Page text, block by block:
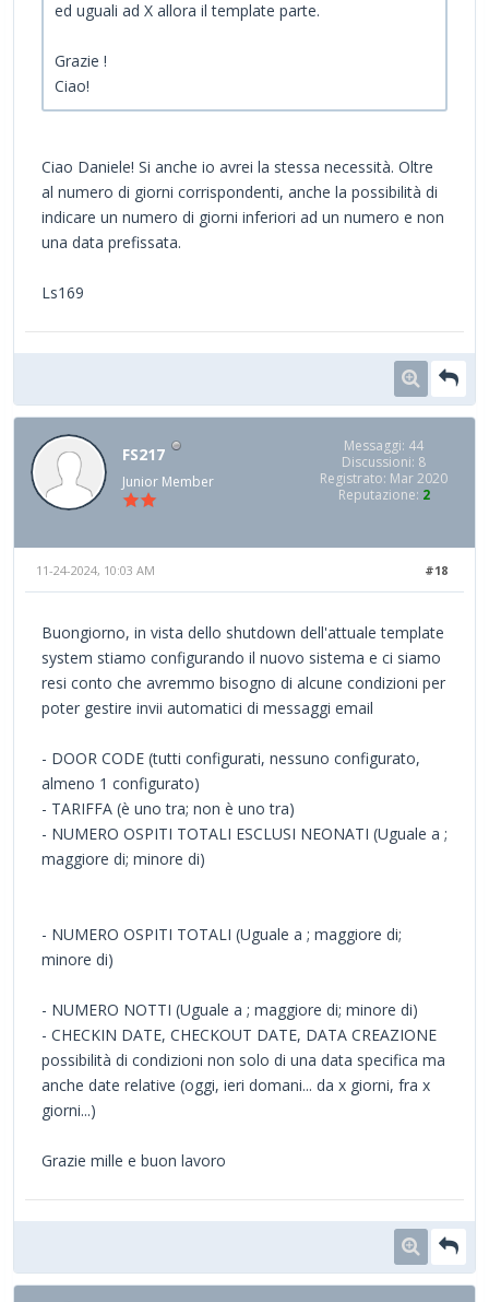
ed uguali ad X allora il template parte.
Grazie !
Ciao!
Ciao Daniele! Si anche io avrei la stessa necessità. Oltre
al numero di giorni corrispondenti, anche la possibilità di
indicare un numero di giorni inferiori ad un numero e non
una data prefissata.
Ls169
FS217
Junior Member
Messaggi: 44
Discussioni: 8
Registrato: Mar 2020
Reputazione: 2
#18
11-24-2024, 10:03 AM
Buongiorno, in vista dello shutdown dell'attuale template
system stiamo configurando il nuovo sistema e ci siamo
resi conto che avremmo bisogno di alcune condizioni per
poter gestire invii automatici di messaggi email
- DOOR CODE (tutti configurati, nessuno configurato,
almeno 1 configurato)
- TARIFFA (è uno tra; non è uno tra)
- NUMERO OSPITI TOTALI ESCLUSI NEONATI (Uguale a ;
maggiore di; minore di)
- NUMERO OSPITI TOTALI (Uguale a ; maggiore di;
minore di)
- NUMERO NOTTI (Uguale a ; maggiore di; minore di)
- CHECKIN DATE, CHECKOUT DATE, DATA CREAZIONE
possibilità di condizioni non solo di una data specifica ma
anche date relative (oggi, ieri domani... da x giorni, fra x
giorni...)
Grazie mille e buon lavoro